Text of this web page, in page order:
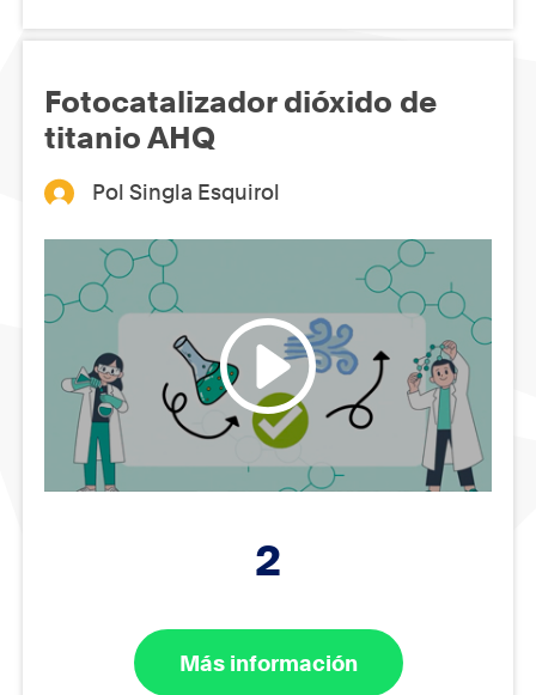
Fotocatalizador dióxido de
titanio AHQ
Pol Singla Esquirol
2
Más información